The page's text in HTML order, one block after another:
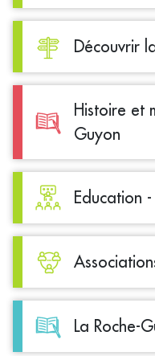
Découvrir
Histoire et
Guyon
Education
La Roche-